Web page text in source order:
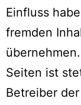
Einfluss
fremden
Seiten ist
Betreiber